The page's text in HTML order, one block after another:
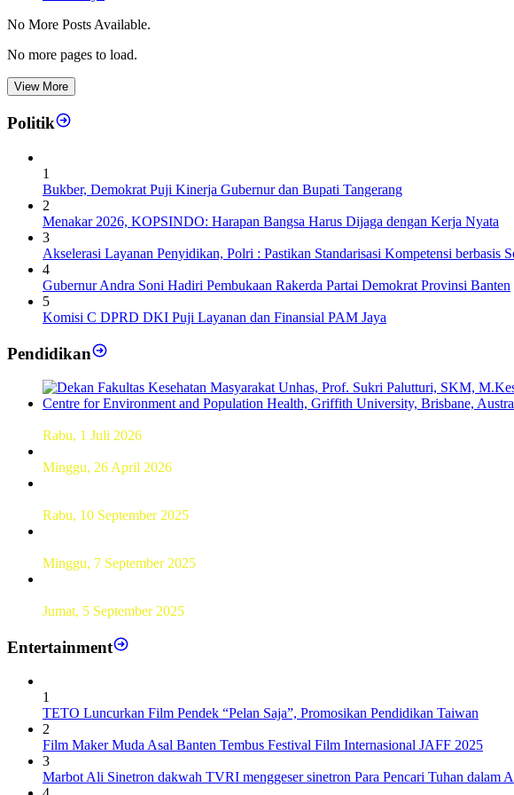
No More Posts Available.
No more pages to load.
View More
Politik
1
Bukber, Demokrat Puji Kinerja Gubernur dan Bupati Tangerang
2
Menakar 2026, KOPSINDO: Harapan Bangsa Harus Dijaga dengan Kerja Nyata
3
Akselerasi Layanan Penyidikan, Polri : Pastikan Standarisasi Kompetensi berbasis
4
Gubernur Andra Soni Hadiri Pembukaan Rakerda Partai Demokrat Provinsi Banten
5
Komisi C DPRD DKI Puji Layanan dan Finansial PAM Jaya
Pendidikan
Rabu, 1 Juli 2026
Minggu, 26 April 2026
Rabu, 10 September 2025
Minggu, 7 September 2025
Jumat, 5 September 2025
Entertainment
1
TETO Luncurkan Film Pendek “Pelan Saja”, Promosikan Pendidikan Taiwan
2
Film Maker Muda Asal Banten Tembus Festival Film Internasional JAFF 2025
3
Marbot Ali Sinetron dakwah TVRI menggeser sinetron Para Pencari Tuhan dalam